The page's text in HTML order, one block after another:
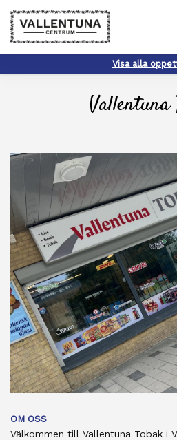
Visa alla
Vallentuna
OM OSS
Välkommen till Vallentuna Tobak i